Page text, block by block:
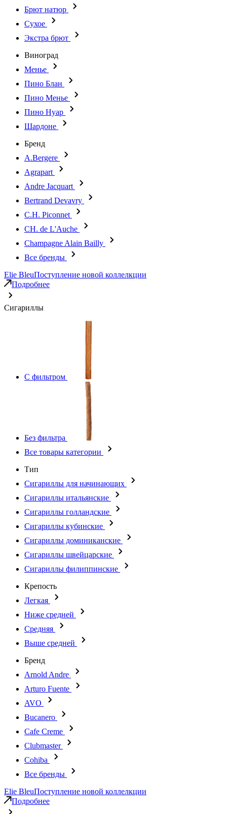
Брют натюр
Сухое
Экстра брют
Виноград
Менье
Пино Блан
Пино Менье
Пино Нуар
Шардоне
Бренд
A.Bergere
Agrapart
Andre Jacquart
Bertrand Devavry
C.H. Piconnet
CH. de L'Auche
Champagne Alain Bailly
Все бренды
Elie BleuПоступление новой коллелкции
Подробнее
Сигариллы
С фильтром
Без фильтра
Все товары категории
Тип
Сигариллы для начинающих
Сигариллы итальянские
Сигариллы голландские
Сигариллы кубинские
Сигариллы доминиканские
Сигариллы швейцарские
Сигариллы филиппинские
Крепость
Легкая
Ниже средней
Средняя
Выше средней
Бренд
Arnold Andre
Arturo Fuente
AVO
Bucanero
Cafe Creme
Clubmaster
Cohiba
Все бренды
Elie BleuПоступление новой коллелкции
Подробнее